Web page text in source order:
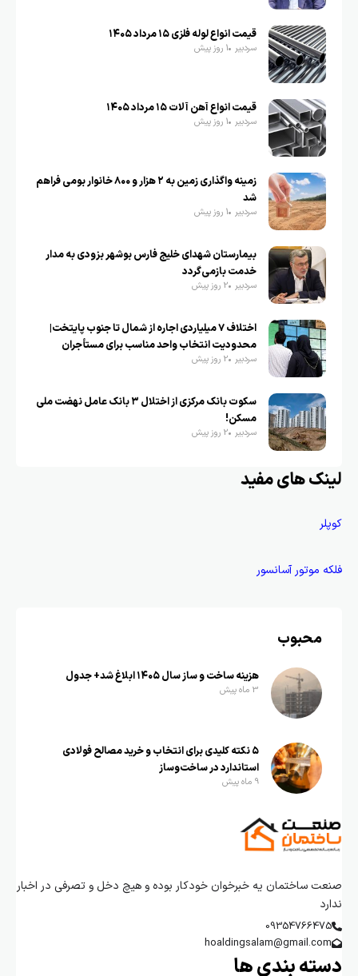
قیمت انواع لوله فلزی ۱۵ مرداد ۱۴۰۵
سردبیر 1 روز پیش
قیمت انواع آهن آلات ۱۵ مرداد ۱۴۰۵
سردبیر 1 روز پیش
زمینه واگذاری زمین به ۲ هزار و ۸۰۰ خانوار بومی فراهم
شد
سردبیر 1 روز پیش
بیمارستان شهدای خلیج فارس بوشهر بزودی به مدار
خدمت بازمی‌گردد
سردبیر 2 روز پیش
اختلاف ۷ میلیاردی اجاره از شمال تا جنوب پایتخت|
محدودیت انتخاب واحد مناسب برای مستأجران
سردبیر 2 روز پیش
سکوت بانک مرکزی از اختلال ۳ بانک عامل نهضت ملی
مسکن!
سردبیر 2 روز پیش
لینک های مفید
کوپلر
فلکه موتور آسانسور
محبوب
هزینه ساخت و ساز سال ۱۴۰۵ ابلاغ شد+ جدول
3 ماه پیش
۵ نکته کلیدی برای انتخاب و خرید مصالح فولادی
استاندارد در ساخت‌وساز
9 ماه پیش
صنعت ساختمان یه خبرخوان خودکار بوده و هیچ دخل و تصرفی در اخبار
ندارد
09354766475
hoaldingsalam@gmail.com
دسته بندی ها